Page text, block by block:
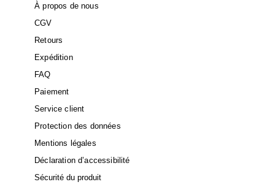
À propos de nous
CGV
Retours
Expédition
FAQ
Paiement
Service client
Protection des données
Mentions légales
Déclaration d’accessibilité
Sécurité du produit